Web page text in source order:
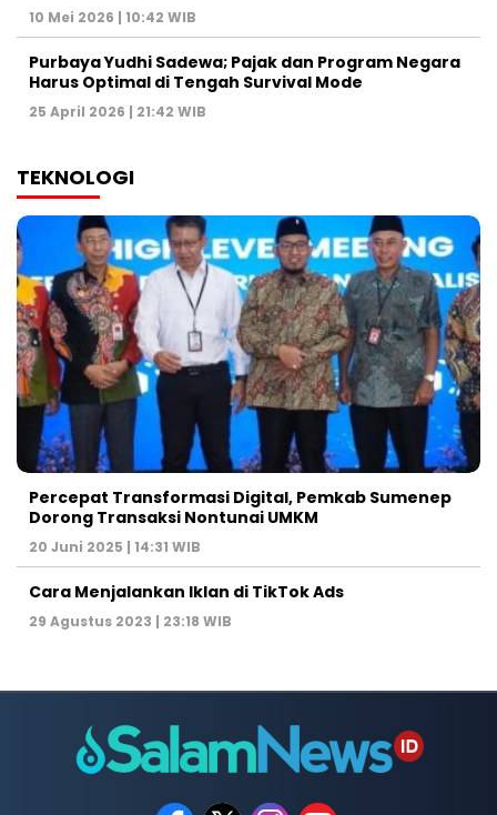
10 Mei 2026 | 10:42 WIB
Purbaya Yudhi Sadewa; Pajak dan Program Negara
Harus Optimal di Tengah Survival Mode
25 April 2026 | 21:42 WIB
TEKNOLOGI
Percepat Transformasi Digital, Pemkab Sumenep
Dorong Transaksi Nontunai UMKM
20 Juni 2025 | 14:31 WIB
Cara Menjalankan Iklan di TikTok Ads
29 Agustus 2023 | 23:18 WIB